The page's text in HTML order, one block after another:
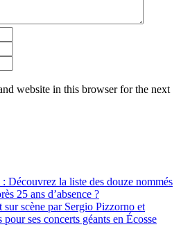
website in this browser for the next
Découvrez la liste des douze nommés
25 ans d’absence ?
scène par Sergio Pizzorno et
ses concerts géants en Écosse